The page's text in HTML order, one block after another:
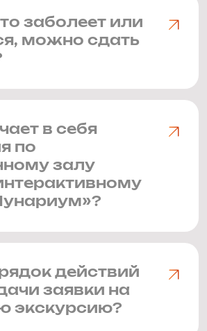
заболеет или
можно сдать
в себя
по
залу
действий
заявки на
экскурсию?